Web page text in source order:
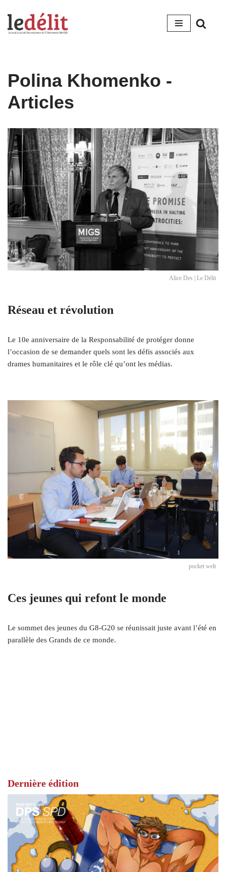
Aller
Polina Khomenko -
Articles
Alice Des | Le Délit
Réseau et révolution
Le 10e anniversaire de la Responsabilité de protéger donne
l’occasion de se demander quels sont les défis associés aux
drames humanitaires et le rôle clé qu’ont les médias.
pocket welt
Ces jeunes qui refont le monde
Le sommet des jeunes du G8-G20 se réunissait juste avant l’été en
parallèle des Grands de ce monde.
Dernière édition